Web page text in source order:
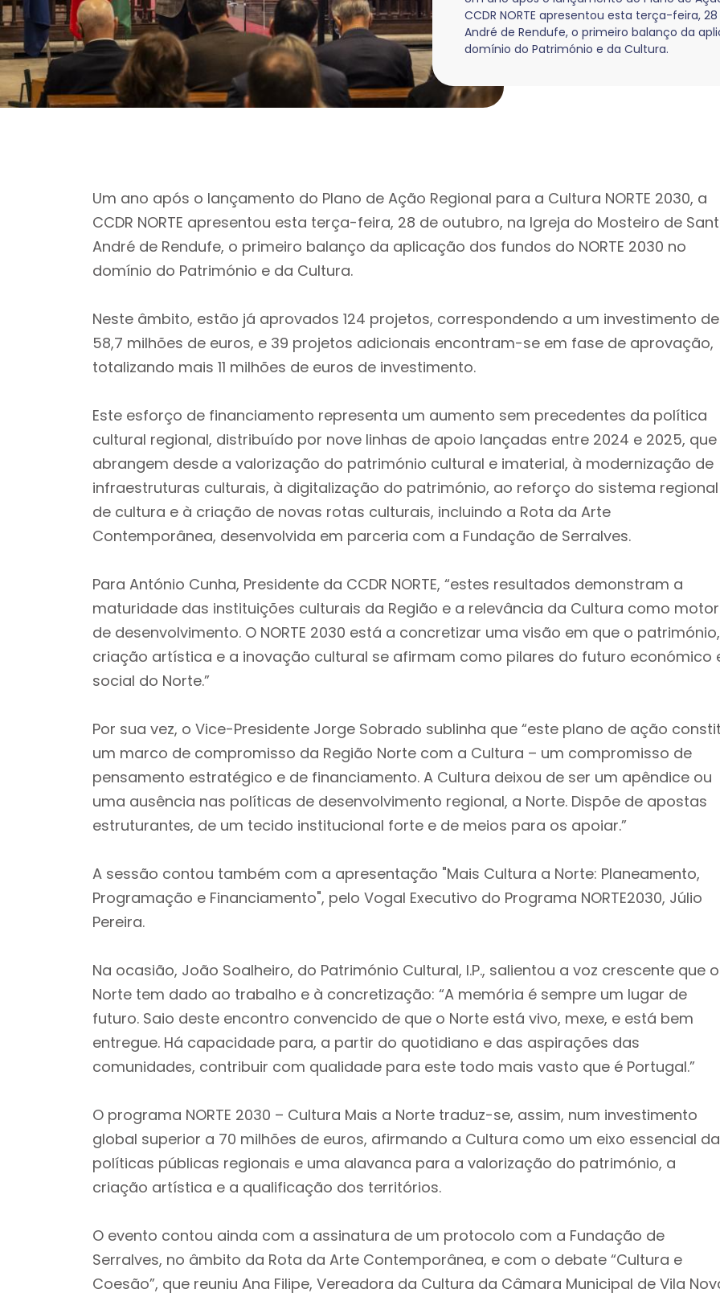
CCDR NORTE apresentou esta terça-feira,
André de Rendufe, o primeiro balanço da
domínio do Património e da Cultura.
Um ano após o lançamento do Plano de Ação Regional para a Cultura NORTE 2030, a
CCDR NORTE apresentou esta terça-feira, 28 de outubro, na Igreja do Mosteiro de
André de Rendufe, o primeiro balanço da aplicação dos fundos do NORTE 2030 no
domínio do Património e da Cultura.
Neste âmbito, estão já aprovados 124 projetos, correspondendo a um investimento de
58,7 milhões de euros, e 39 projetos adicionais encontram-se em fase de aprovação,
totalizando mais 11 milhões de euros de investimento.
Este esforço de financiamento representa um aumento sem precedentes da política
cultural regional, distribuído por nove linhas de apoio lançadas entre 2024 e 2025, que
abrangem desde a valorização do património cultural e imaterial, à modernização de
infraestruturas culturais, à digitalização do património, ao reforço do sistema regional
de cultura e à criação de novas rotas culturais, incluindo a Rota da Arte
Contemporânea, desenvolvida em parceria com a Fundação de Serralves.
Para António Cunha, Presidente da CCDR NORTE, “estes resultados demonstram a
maturidade das instituições culturais da Região e a relevância da Cultura como motor
de desenvolvimento. O NORTE 2030 está a concretizar uma visão em que o
criação artística e a inovação cultural se afirmam como pilares do futuro económico
social do Norte.”
Por sua vez, o Vice-Presidente Jorge Sobrado sublinha que “este plano de ação
um marco de compromisso da Região Norte com a Cultura – um compromisso de
pensamento estratégico e de financiamento. A Cultura deixou de ser um apêndice ou
uma ausência nas políticas de desenvolvimento regional, a Norte. Dispõe de apostas
estruturantes, de um tecido institucional forte e de meios para os apoiar.”
A sessão contou também com a apresentação "Mais Cultura a Norte: Planeamento,
Programação e Financiamento", pelo Vogal Executivo do Programa NORTE2030, Júlio
Pereira.
Na ocasião, João Soalheiro, do Património Cultural, I.P., salientou a voz crescente que o
Norte tem dado ao trabalho e à concretização: “A memória é sempre um lugar de
futuro. Saio deste encontro convencido de que o Norte está vivo, mexe, e está bem
entregue. Há capacidade para, a partir do quotidiano e das aspirações das
comunidades, contribuir com qualidade para este todo mais vasto que é Portugal.”
O programa NORTE 2030 – Cultura Mais a Norte traduz-se, assim, num investimento
global superior a 70 milhões de euros, afirmando a Cultura como um eixo essencial
políticas públicas regionais e uma alavanca para a valorização do património, a
criação artística e a qualificação dos territórios.
O evento contou ainda com a assinatura de um protocolo com a Fundação de
Serralves, no âmbito da Rota da Arte Contemporânea, e com o debate “Cultura e
Coesão”, que reuniu Ana Filipe, Vereadora da Cultura da Câmara Municipal de Vila